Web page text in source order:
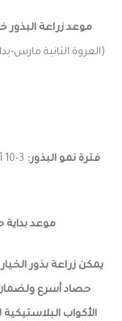
موعد زراعة البذور
(العروة الثانية مارس-
فترة نمو البذور:
موعد بداية
يمكن زراعة بذور
حصاد أسرع ولضمان
الأكواب